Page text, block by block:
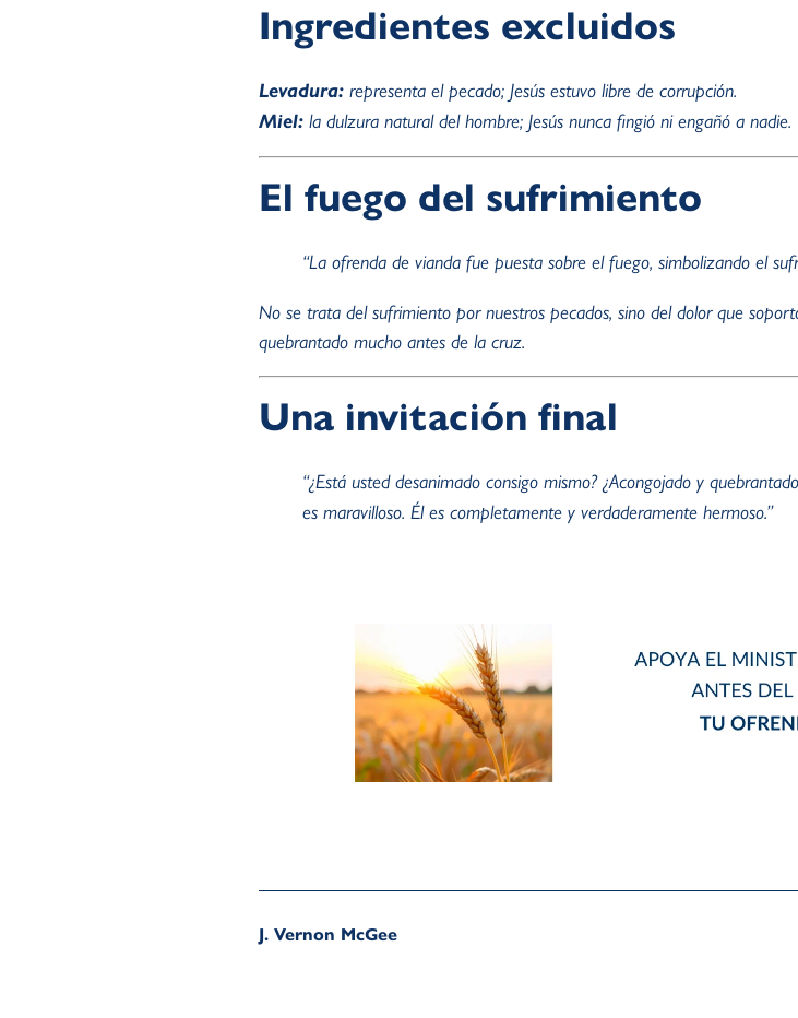
Ingredientes excluidos
Levadura: representa el pecado; Jesús estuvo libre de corrupción.
Miel: la dulzura natural del hombre; Jesús nunca fingió ni engañó a nadie.
El fuego del sufrimiento
“La ofrenda de vianda fue puesta sobre el fuego, simbolizando el
No se trata del sufrimiento por nuestros pecados, sino del dolor que
quebrantado mucho antes de la cruz.
Una invitación final
“¿Está usted desanimado consigo mismo? ¿Acongojado y
es maravilloso. Él es completamente y verdaderamente hermoso.”
J. Vernon McGee